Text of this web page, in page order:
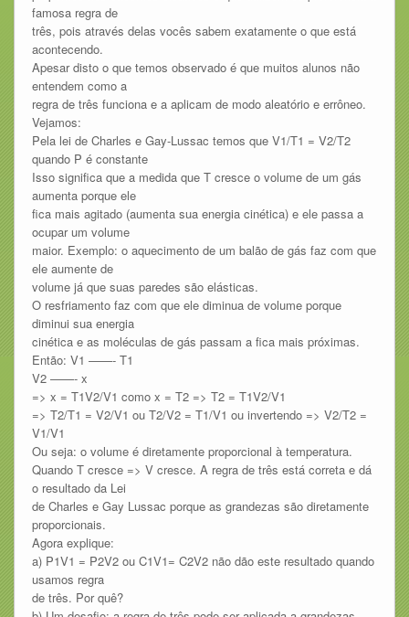
famosa regra de
três, pois através delas vocês sabem exatamente o que está
acontecendo.
Apesar disto o que temos observado é que muitos alunos não
entendem como a
regra de três funciona e a aplicam de modo aleatório e errôneo.
Vejamos:
Pela lei de Charles e Gay-Lussac temos que V1/T1 = V2/T2
quando P é constante
Isso significa que a medida que T cresce o volume de um gás
aumenta porque ele
fica mais agitado (aumenta sua energia cinética) e ele passa a
ocupar um volume
maior. Exemplo: o aquecimento de um balão de gás faz com que
ele aumente de
volume já que suas paredes são elásticas.
O resfriamento faz com que ele diminua de volume porque
diminui sua energia
cinética e as moléculas de gás passam a fica mais próximas.
Então: V1 ——- T1
V2 ——- x
=> x = T1V2/V1 como x = T2 => T2 = T1V2/V1
=> T2/T1 = V2/V1 ou T2/V2 = T1/V1 ou invertendo => V2/T2 =
V1/V1
Ou seja: o volume é diretamente proporcional à temperatura.
Quando T cresce => V cresce. A regra de três está correta e dá
o resultado da Lei
de Charles e Gay Lussac porque as grandezas são diretamente
proporcionais.
Agora explique:
a) P1V1 = P2V2 ou C1V1= C2V2 não dão este resultado quando
usamos regra
de três. Por quê?